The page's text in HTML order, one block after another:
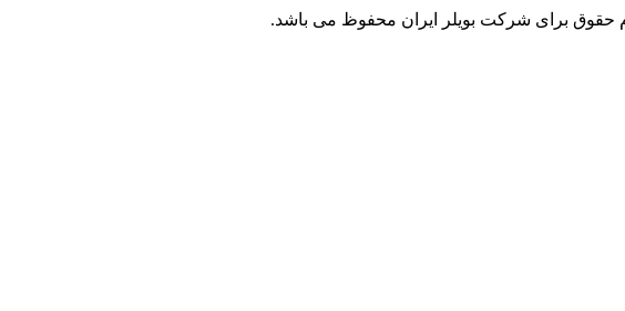
حقوق برای شرکت بویلر ایران محفوظ می باشد.